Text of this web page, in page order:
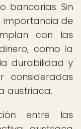
bancarias. Sin
importancia de
con las
como la
durabilidad y
consideradas
austriaca.
entre las